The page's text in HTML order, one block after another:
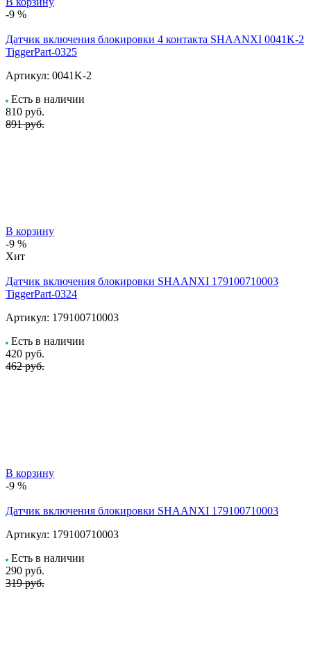
-9 %
Датчик включения блокировки 4 контакта SHAANXI 0041K-2
TiggerPart-0325
Артикул: 0041K-2
Есть в наличии
810 руб.
891 руб.
В корзину
-9 %
Хит
Датчик включения блокировки SHAANXI 179100710003
TiggerPart-0324
Артикул: 179100710003
Есть в наличии
420 руб.
462 руб.
В корзину
-9 %
Датчик включения блокировки SHAANXI 179100710003
Артикул: 179100710003
Есть в наличии
290 руб.
319 руб.